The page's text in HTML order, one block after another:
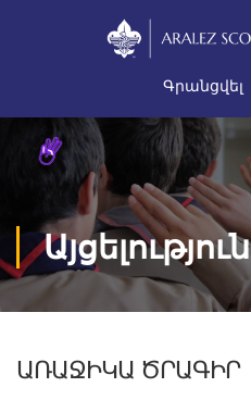
Գրանցվել
Այցելություն
ԱՌԱՋԻԿԱ ԾՐԱԳԻՐ